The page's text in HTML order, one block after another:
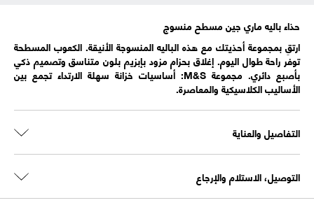
حذاء باليه ماري جين مسطح منسوج
ارتقِ بمجموعة أحذيتك مع هذه الباليه المنسوجة الأنيقة. الكعوب المسطحة
توفر راحة طوال اليوم. إغلاق بحزام مزود بإبزيم بلون متناسق وتصميم ذكي
بأصبع دائري. مجموعة M&S: أساسيات خزانة سهلة الارتداء تجمع بين
الأساليب الكلاسيكية والمعاصرة.
التفاصيل والعناية
التوصيل، الاستلام والإرجاع